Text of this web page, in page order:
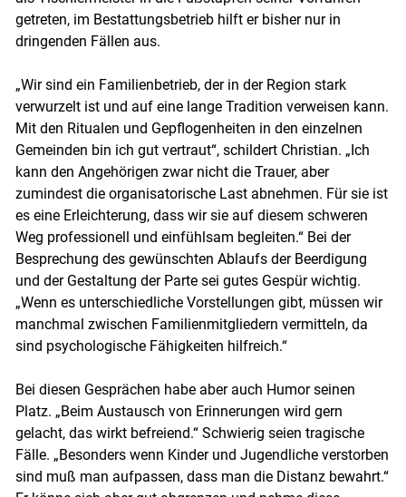
getreten, im Bestattungsbetrieb hilft er bisher nur in
dringenden Fällen aus.
„Wir sind ein Familienbetrieb, der in der Region stark
verwurzelt ist und auf eine lange Tradition verweisen kann.
Mit den Ritualen und Gepflogenheiten in den einzelnen
Gemeinden bin ich gut vertraut“, schildert Christian. „Ich
kann den Angehörigen zwar nicht die Trauer, aber
zumindest die organisatorische Last abnehmen. Für sie ist
es eine Erleichterung, dass wir sie auf diesem schweren
Weg professionell und einfühlsam begleiten.“ Bei der
Besprechung des gewünschten Ablaufs der Beerdigung
und der Gestaltung der Parte sei gutes Gespür wichtig.
„Wenn es unterschiedliche Vorstellungen gibt, müssen wir
manchmal zwischen Familienmitgliedern vermitteln, da
sind psychologische Fähigkeiten hilfreich.“
Bei diesen Gesprächen habe aber auch Humor seinen
Platz. „Beim Austausch von Erinnerungen wird gern
gelacht, das wirkt befreiend.“ Schwierig seien tragische
Fälle. „Besonders wenn Kinder und Jugendliche verstorben
sind muß man aufpassen, dass man die Distanz bewahrt.“